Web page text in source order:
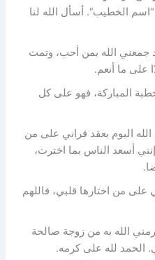
الخطيب”. أسأل الله لنا
جمعني الله بمن أحب، وتمت
على ما أنعم.
المباركة، فهو على كل
اليوم بعقد قراني على من
أسعد الناس بما اخترت،
على من اختارها قلبي، فاللهم
الله به من زوجة صالحة
الحمد لله على كرمه.